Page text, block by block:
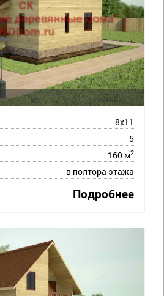
8х11
5
160 м2
в полтора этажа
Подробнее